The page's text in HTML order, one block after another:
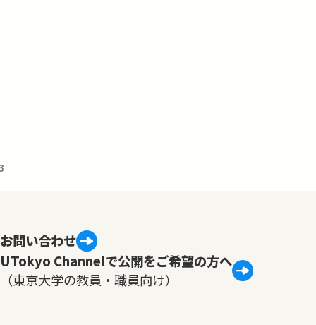
お問い合わせ
UTokyo Channelで公開をご希望の方へ
（東京大学の教員・職員向け）